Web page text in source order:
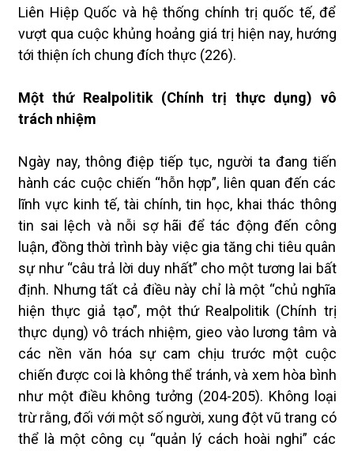
Liên Hiệp Quốc và hệ thống chính trị quốc tế, để
vượt qua cuộc khủng hoảng giá trị hiện nay, hướng
tới thiện ích chung đích thực (226).
Một thứ Realpolitik (Chính trị thực dụng) vô
trách nhiệm
Ngày nay, thông điệp tiếp tục, người ta đang tiến
hành các cuộc chiến “hỗn hợp”, liên quan đến các
lĩnh vực kinh tế, tài chính, tin học, khai thác thông
tin sai lệch và nỗi sợ hãi để tác động đến công
luận, đồng thời trình bày việc gia tăng chi tiêu quân
sự như “câu trả lời duy nhất” cho một tương lai bất
định. Nhưng tất cả điều này chỉ là một “chủ nghĩa
hiện thực giả tạo”, một thứ Realpolitik (Chính trị
thực dụng) vô trách nhiệm, gieo vào lương tâm và
các nền văn hóa sự cam chịu trước một cuộc
chiến được coi là không thể tránh, và xem hòa bình
như một điều không tưởng (204-205). Không loại
trừ rằng, đối với một số người, xung đột vũ trang có
thể là một công cụ “quản lý cách hoài nghi” các